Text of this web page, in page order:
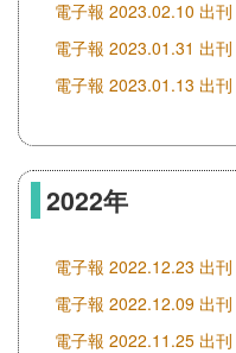
電子報 2023.02.10 出刊
電子報 2023.01.31 出刊
電子報 2023.01.13 出刊
2022年
電子報 2022.12.23 出刊
電子報 2022.12.09 出刊
電子報 2022.11.25 出刊